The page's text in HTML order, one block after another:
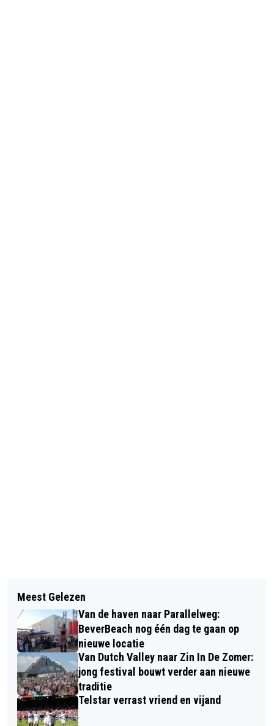
ZEEPKISTENRACE WIJK AAN ZEE
BRUIST WEER VAN LEVEN!
VANDAAG IN HET DUIN #28: OP ZOEK
NAAR DE BIJENORCHIS
Meest Gelezen
Van de haven naar Parallelweg:
BeverBeach nog één dag te gaan op
nieuwe locatie
Van Dutch Valley naar Zin In De Zomer:
jong festival bouwt verder aan nieuwe
traditie
Telstar verrast vriend en vijand